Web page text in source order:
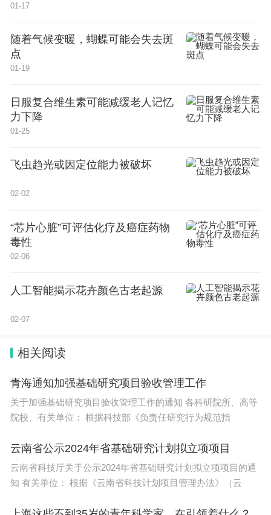
01-17
随着气候变暖，蝴蝶可能会失去斑
点
01-19
日服复合维生素可能减缓老人记忆
力下降
01-25
飞虫趋光或因定位能力被破坏
02-02
“芯片心脏”可评估化疗及癌症药物
毒性
02-06
人工智能揭示花卉颜色古老起源
02-07
相关阅读
青海通知加强基础研究项目验收管理工作
关于加强基础研究项目验收管理工作的通知 各科研院所、高等
院校、有关单位： 根据科技部《负责任研究行为规范指
云南省公示2024年省基础研究计划拟立项项目
云南省科技厅关于公示2024年省基础研究计划拟立项项目的通
知 有关单位： 根据《云南省科技计划项目管理办法》（云